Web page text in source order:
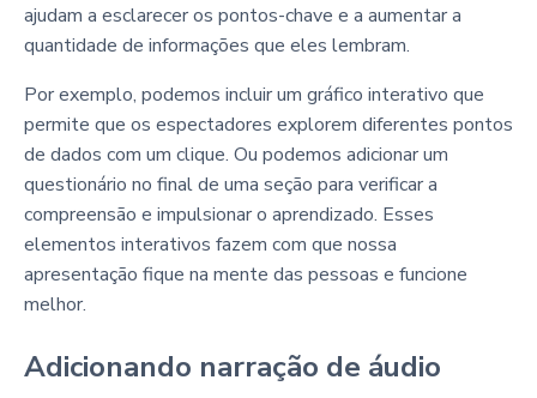
ajudam a esclarecer os pontos-chave e a aumentar a
quantidade de informações que eles lembram.
Por exemplo, podemos incluir um gráfico interativo que
permite que os espectadores explorem diferentes pontos
de dados com um clique. Ou podemos adicionar um
questionário no final de uma seção para verificar a
compreensão e impulsionar o aprendizado. Esses
elementos interativos fazem com que nossa
apresentação fique na mente das pessoas e funcione
melhor.
Adicionando narração de áudio